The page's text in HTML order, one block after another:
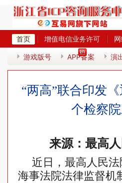
首页 增值电信业务许可
热
游戏版号 APP备案 演
“两高”联合印发
个检察
来源：最高
近日，最高人民
海事法院法律监督机